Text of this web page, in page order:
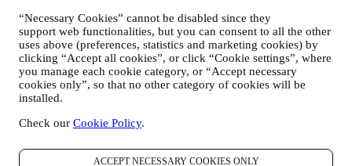
“Necessary Cookies” cannot be disabled since they
support web functionalities, but you can consent to all the other
uses above (preferences, statistics and marketing cookies) by
clicking “Accept all cookies”, or click “Cookie settings”, where
you manage each cookie category, or “Accept necessary
cookies only”, so that no other category of cookies will be
installed.
Check our Cookie Policy.
ACCEPT NECESSARY COOKIES ONLY
och på så sätt ge dig en mer personlig kundupplevelse hos Le
Creuset. Vi kommer att göra detta genom att analysera dina
vanor eller intressen. Detta kan handla om de mest visade
produkterna, din interaktion med oss på sociala medier, vilka
sidor på vår webbplats du besöker eller vilket innehåll i våra
erbjudanden du läser. Vi gör detta främst genom att använda
cookies och liknande teknik. Vi kommer att använda den här
informationen för att hantera vår annonsering på andra
webbplatser, ge åtkomst till specifikt innehåll, anpassa
eller, om du har samtyckt till att få vårt nyhetsbrev, för att